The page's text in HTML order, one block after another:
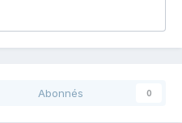
Abonnés 0